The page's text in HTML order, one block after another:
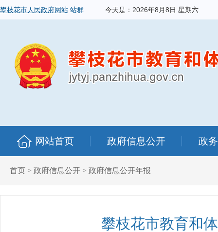
攀枝花市人民政府网站 站群 今天是： 2026年8月8日 星期六
网站首页 政府信息公开 政
首页 > 政府信息公开 > 政府信息公开年报
攀枝花市教育和